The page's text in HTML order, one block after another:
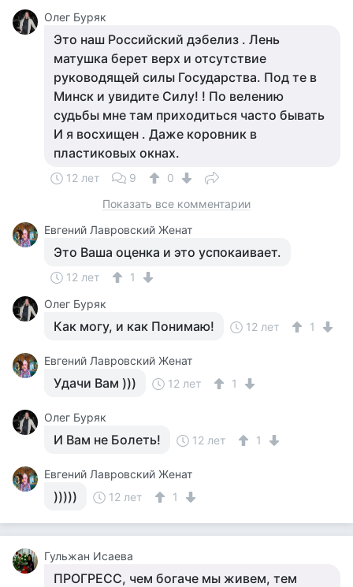
Олег Буряк
Это наш Российский дэбелиз . Лень
матушка берет верх и отсутствие
руководящей силы Государства. Под те в
Минск и увидите Силу! ! По велению
судьбы мне там приходиться часто бывать
И я восхищен . Даже коровник в
пластиковых окнах.
12 лет 9
0
Показать все комментарии
Евгений Лавровский Женат
Это Ваша оценка и это успокаивает.
12 лет
1
Олег Буряк
Как могу, и как Понимаю! 12 лет 1
Евгений Лавровский Женат
Удачи Вам ))) 12 лет 1
Олег Буряк
И Вам не Болеть! 12 лет 1
Евгений Лавровский Женат
))))) 12 лет 1
Гульжан Исаева
ПРОГРЕСС, чем богаче мы живем, тем